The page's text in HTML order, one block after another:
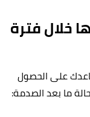
خلال فترة
على الحصول
ما بعد الصدمة: